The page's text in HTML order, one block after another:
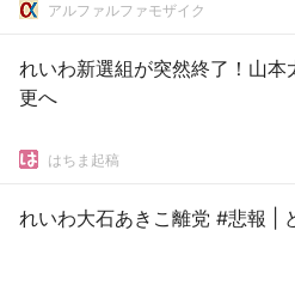
アルファルファモザイク
れいわ新選組が突然終了！山
更へ
はちま起稿